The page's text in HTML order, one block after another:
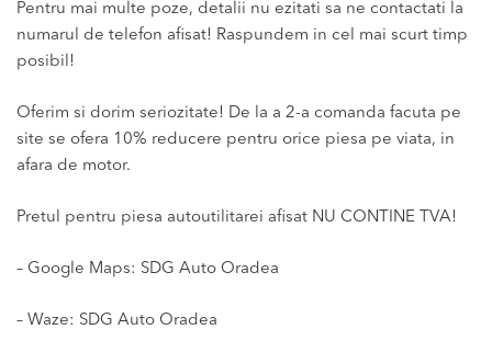
Pentru mai multe poze, detalii nu ezitati sa ne contactati la
numarul de telefon afisat! Raspundem in cel mai scurt timp
posibil!
Oferim si dorim seriozitate! De la a 2-a comanda facuta pe
site se ofera 10% reducere pentru orice piesa pe viata, in
afara de motor.
Pretul pentru piesa autoutilitarei afisat NU CONTINE TVA!
– Google Maps: SDG Auto Oradea
– Waze: SDG Auto Oradea